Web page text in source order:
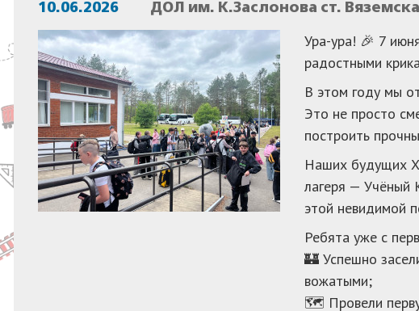
10.06.2026 ДОЛ им. К.Заслонова ст.
Ура-ура! 🎉 7
радостными
В этом году мы
Это не просто
построить
Наших будущих
лагеря — Учёный
этой невидимой
Ребята уже с
🏰 Успешно
вожатыми;
🗺 Провели